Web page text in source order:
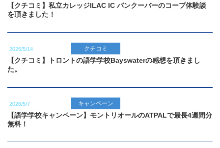
【クチコミ】私立カレッジILAC IC バンクーバーのコープ体験談
を頂きました！
2026/5/14 クチコミ
【クチコミ】トロントの語学学校Bayswaterの感想を頂きまし
た。
2026/5/7 キャンペーン
【語学学校キャンペーン】モントリオールのATPALで最長4週間分
無料！